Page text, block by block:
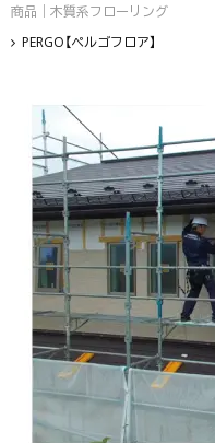
商品｜木質系フローリング
PERGO【ペルゴフロア】